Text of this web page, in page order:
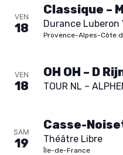
VEN
18
Classique –
Durance
Provence-Alpes-Côte
VEN
18
OH OH – D
TOUR NL –
SAM
19
Casse-
Théâtre Libre
Île-de-France